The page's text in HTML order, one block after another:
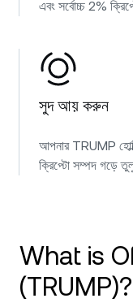
এবং সর্বোচ্চ 2%
সুদ আয় করুন
আপনার TRUMP
ক্রিপ্টো সম্পদ গড়ে
What is
(TRUMP)?